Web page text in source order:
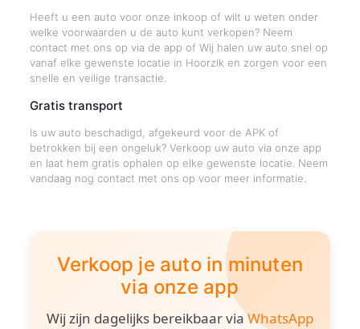
Heeft u een auto voor onze inkoop of wilt u weten onder
welke voorwaarden u de auto kunt verkopen? Neem
contact met ons op via de app of Wij halen uw auto snel op
vanaf elke gewenste locatie in Hoorzik en zorgen voor een
snelle en veilige transactie.
Gratis transport
Is uw auto beschadigd, afgekeurd voor de APK of
betrokken bij een ongeluk? Verkoop uw auto via onze app
en laat hem gratis ophalen op elke gewenste locatie. Neem
vandaag nog contact met ons op voor meer informatie.
Verkoop je auto in minuten
via onze app
Wij zijn dagelijks bereikbaar viaWhatsApp